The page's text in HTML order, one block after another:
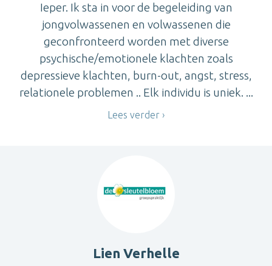
Ieper. Ik sta in voor de begeleiding van
jongvolwassenen en volwassenen die
geconfronteerd worden met diverse
psychische/emotionele klachten zoals
depressieve klachten, burn-out, angst, stress,
relationele problemen .. Elk individu is uniek. ...
Lees verder
Lien Verhelle